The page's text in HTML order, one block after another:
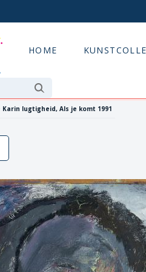
HOME
lugtigheid, Als je komt 1991